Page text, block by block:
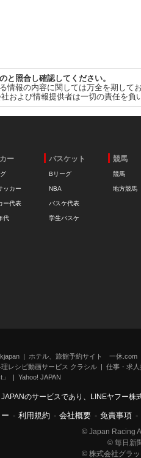
と照合し確認してください。
情報の内容に関しては万全を期し
および情報提供者は一切の責任を負
ー
ッカー
ー代表
代
バスケット
Bリーグ
NBA
バスケ代表
学生バスケ
競馬
競馬
地方競馬
ホテル、旅館予約サイト 一休.com
理レシピ動画サービス クラシル 仕事・求人
Yahoo! JAPAN
のサービスであり、LINEヤフー株
- 利用規約 - 会社概要 - 免責事項 -
© Japan Racing
© 毎日新
© 株式会社グラ